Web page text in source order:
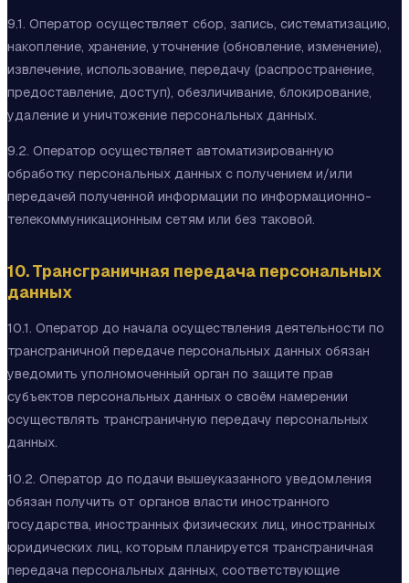
9.1. Оператор осуществляет сбор, запись, систематизацию,
накопление, хранение, уточнение (обновление, изменение),
извлечение, использование, передачу (распространение,
предоставление, доступ), обезличивание, блокирование,
удаление и уничтожение персональных данных.
9.2. Оператор осуществляет автоматизированную
обработку персональных данных с получением и/или
передачей полученной информации по информационно-
телекоммуникационным сетям или без таковой.
10. Трансграничная передача персональных
данных
10.1. Оператор до начала осуществления деятельности по
трансграничной передаче персональных данных обязан
уведомить уполномоченный орган по защите прав
субъектов персональных данных о своём намерении
осуществлять трансграничную передачу персональных
данных.
10.2. Оператор до подачи вышеуказанного уведомления
обязан получить от органов власти иностранного
государства, иностранных физических лиц, иностранных
юридических лиц, которым планируется трансграничная
передача персональных данных, соответствующие